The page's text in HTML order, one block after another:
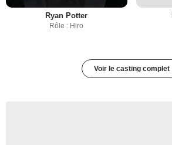
Ryan Potter
Rôle : Hiro
Voir le casting complet